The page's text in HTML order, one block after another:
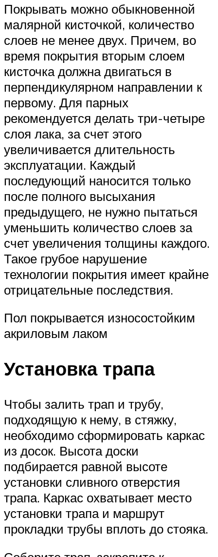
Покрывать можно обыкновенной
малярной кисточкой, количество
слоев не менее двух. Причем, во
время покрытия вторым слоем
кисточка должна двигаться в
перпендикулярном направлении к
первому. Для парных
рекомендуется делать три-четыре
слоя лака, за счет этого
увеличивается длительность
эксплуатации. Каждый
последующий наносится только
после полного высыхания
предыдущего, не нужно пытаться
уменьшить количество слоев за
счет увеличения толщины каждого.
Такое грубое нарушение
технологии покрытия имеет крайне
отрицательные последствия.
Пол покрывается износостойким
акриловым лаком
Установка трапа
Чтобы залить трап и трубу,
подходящую к нему, в стяжку,
необходимо сформировать каркас
из досок. Высота доски
подбирается равной высоте
установки сливного отверстия
трапа. Каркас охватывает место
установки трапа и маршрут
прокладки трубы вплоть до стояка.